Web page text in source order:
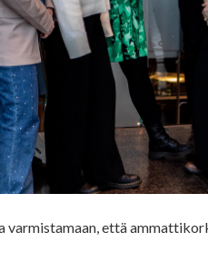
varmistamaan, että